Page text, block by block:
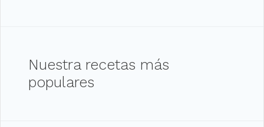
Nuestra recetas más
populares